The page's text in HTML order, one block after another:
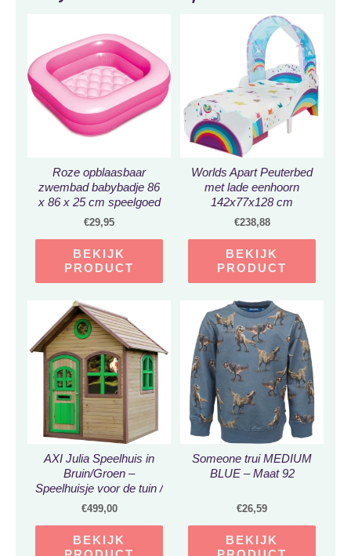
Roze opblaasbaar
zwembad babybadje 86
x 86 x 25 cm speelgoed
– Douchecabine badje –
kinderen
€29,95
BEKIJK
PRODUCT
Worlds Apart Peuterbed
met lade eenhoorn
142x77x128 cm
€238,88
BEKIJK
PRODUCT
AXI Julia Speelhuis in
Bruin/Groen –
Speelhuisje voor de tuin /
buiten – FSC hout –
€499,00
BEKIJK
Someone trui MEDIUM
BLUE – Maat 92
€26,59
BEKIJK